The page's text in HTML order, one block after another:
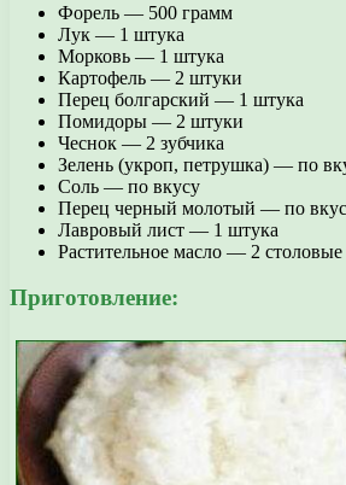
Форель — 500 грамм
Лук — 1 штука
Морковь — 1 штука
Картофель — 2 штуки
Перец болгарский — 1 штука
Помидоры — 2 штуки
Чеснок — 2 зубчика
Зелень (укроп, петрушка) — по
Соль — по вкусу
Перец черный молотый — по
Лавровый лист — 1 штука
Растительное масло — 2
Приготовление: